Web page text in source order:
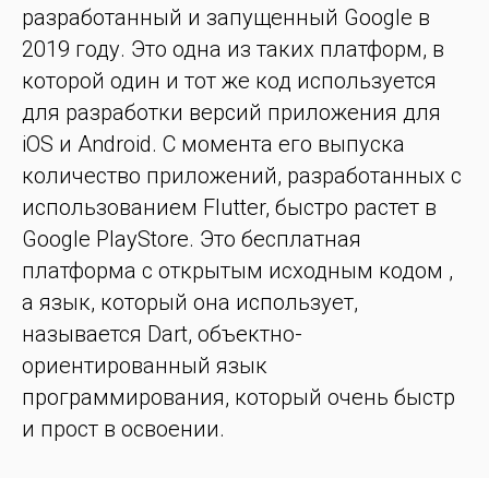
разработанный и запущенный Google в
2019 году. Это одна из таких платформ, в
которой один и тот же код используется
для разработки версий приложения для
iOS и Android. С момента его выпуска
количество приложений, разработанных с
использованием Flutter, быстро растет в
Google PlayStore. Это бесплатная
платформа с открытым исходным кодом ,
а язык, который она использует,
называется Dart, объектно-
ориентированный язык
программирования, который очень быстр
и прост в освоении.